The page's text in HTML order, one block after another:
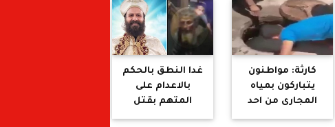
يعنى تفريغ
للمسيحيين من
محافظته
كارثة: مواطنون
يتباركون بمياه
المجارى من احد
المساجد بادكو
غدا النطق بالحكم
بالاعدام على
المتهم بقتل
القمص